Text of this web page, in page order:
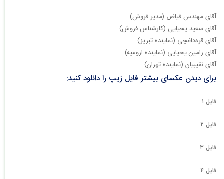
آقای مهندس فیاض (مدیر فروش)
آقای سعید یحیایی (کارشناس فروش)
آقای قره‌داغچی (نماینده تبریز)
آقای رامین یحیایی (نماینده ارومیه)
آقای نقیبیان (نماینده تهران)
برای دیدن عکسای بیشتر فایل زیپ را دانلود کنید:
فایل ۱
فایل ۲
فایل ۳
فایل ۴